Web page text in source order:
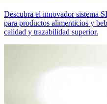
Descubra el innovador sistema
para productos alimenticios y
calidad y trazabilidad superior.